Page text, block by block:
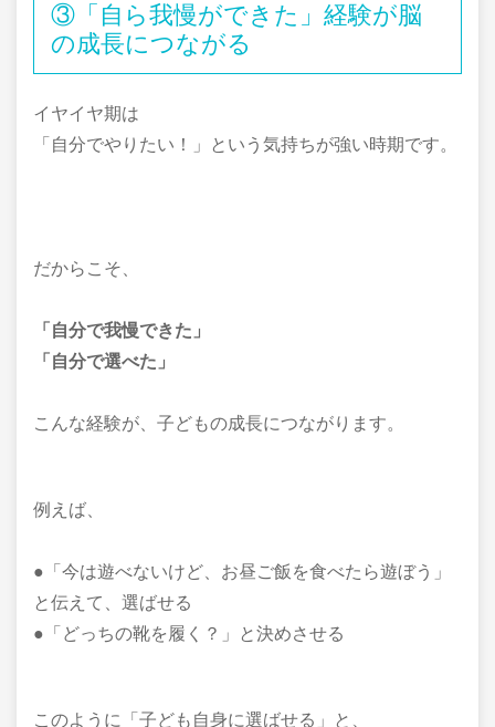
③「自ら我慢ができた」経験が脳
の成長につながる
イヤイヤ期は
「自分でやりたい！」という気持ちが強い時期です。
だからこそ、
「自分で我慢できた」
「自分で選べた」
こんな経験が、子どもの成長につながります。
例えば、
●「今は遊べないけど、お昼ご飯を食べたら遊ぼう」
と伝えて、選ばせる
●「どっちの靴を履く？」と決めさせる
このように「子ども自身に選ばせる」と、